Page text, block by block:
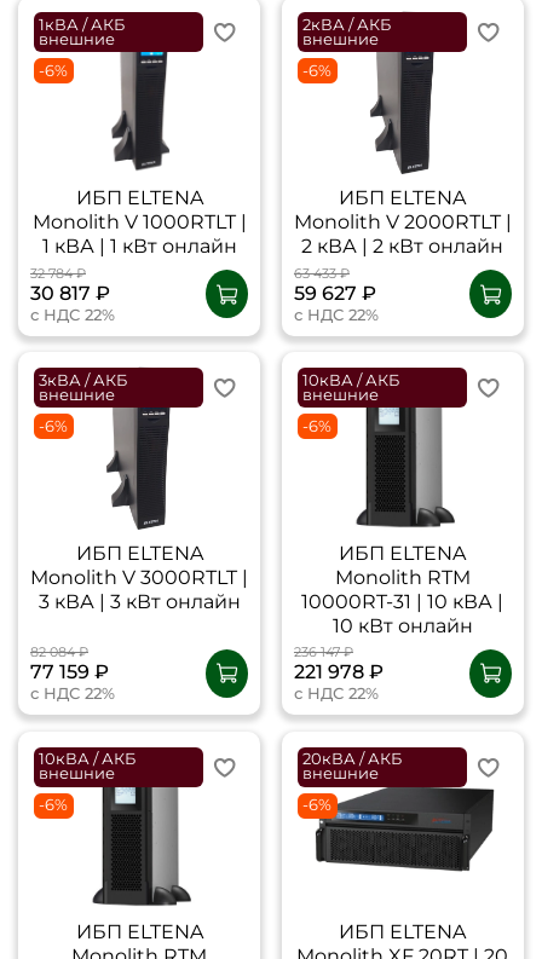
1кВА / АКБ
внешние
-6%
ИБП ELTENA
Monolith V 1000RТLT |
1 кВА | 1 кВт онлайн
32 784 ₽
30 817 ₽
с НДС 22%
2кВА / АКБ
внешние
-6%
ИБП ELTENA
Monolith V 2000RТLT |
2 кВА | 2 кВт онлайн
63 433 ₽
59 627 ₽
с НДС 22%
3кВА / АКБ
внешние
-6%
ИБП ELTENA
Monolith V 3000RТLT |
3 кВА | 3 кВт онлайн
82 084 ₽
77 159 ₽
с НДС 22%
10кВА / АКБ
внешние
-6%
ИБП ELTENA
Monolith RTM
10000RT-31 | 10 кВА |
10 кВт онлайн
236 147 ₽
221 978 ₽
с НДС 22%
10кВА / АКБ
внешние
-6%
ИБП ELTENA
20кВА / АКБ
внешние
-6%
ИБП ELTENA